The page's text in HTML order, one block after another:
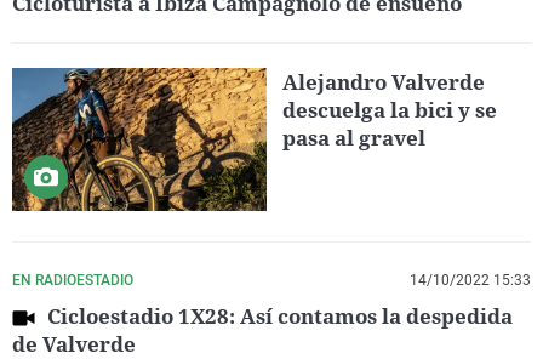
Alejandro Valverde
descuelga la bici y se
pasa al gravel
EN RADIOESTADIO 14/10/2022 15:33
Cicloestadio 1X28: Así contamos la despedida
de Valverde